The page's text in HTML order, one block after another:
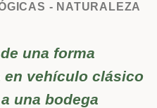
- NATURALEZA
una forma
vehículo clásico
una bodega